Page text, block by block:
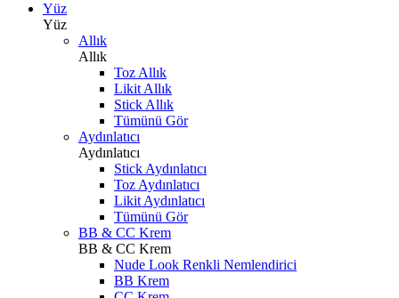
Yüz
Yüz
Allık
Allık
Toz Allık
Likit Allık
Stick Allık
Tümünü Gör
Aydınlatıcı
Aydınlatıcı
Stick Aydınlatıcı
Toz Aydınlatıcı
Likit Aydınlatıcı
Tümünü Gör
BB & CC Krem
BB & CC Krem
Nude Look Renkli Nemlendirici
BB Krem